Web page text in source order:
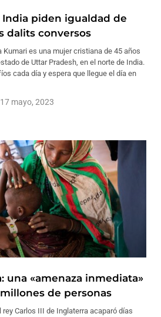
India piden igualdad de
dalits conversos
Kumari es una mujer cristiana de 45 años
de Uttar Pradesh, en el norte de India.
cada día y espera que llegue el día en
17 mayo, 2023
una «amenaza inmediata»
de personas
Carlos III de Inglaterra acaparó días